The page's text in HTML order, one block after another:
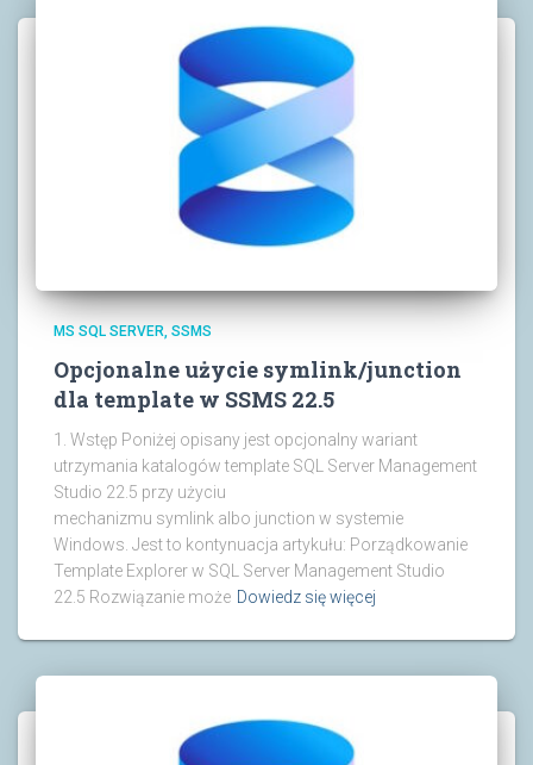
MS SQL SERVER SSMS
Opcjonalne użycie symlink/junction
dla template w SSMS 22.5
1. Wstęp Poniżej opisany jest opcjonalny wariant
utrzymania katalogów template SQL Server Management
Studio 22.5 przy użyciu
mechanizmu symlink albo junction w systemie
Windows. Jest to kontynuacja artykułu: Porządkowanie
Template Explorer w SQL Server Management Studio
22.5 Rozwiązanie może Dowiedz się więcej